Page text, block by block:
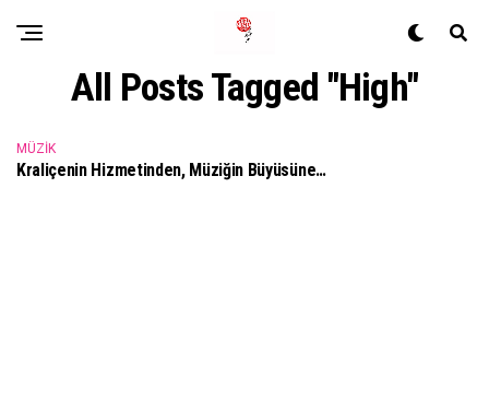
All Posts Tagged "High"
MÜZIK
Kraliçenin Hizmetinden, Müziğin Büyüsüne…